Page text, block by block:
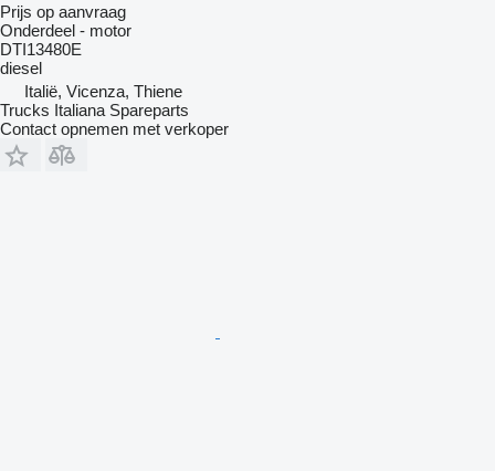
Prijs op aanvraag
Onderdeel - motor
DTI13480E
diesel
Italië, Vicenza, Thiene
Trucks Italiana Spareparts
Contact opnemen met verkoper